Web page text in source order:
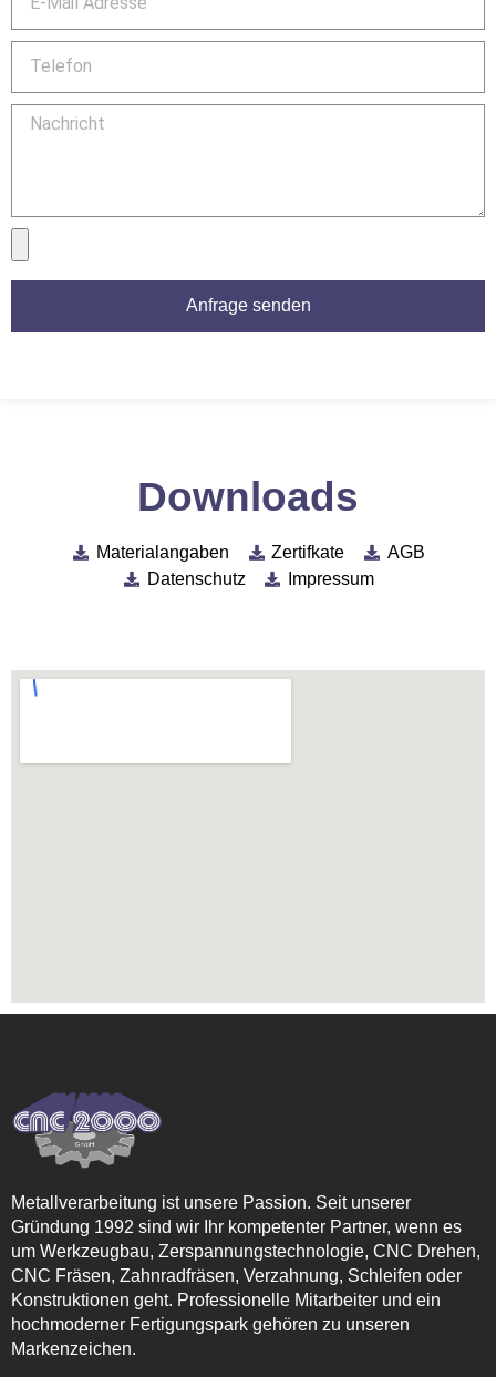
Anfrage senden
Downloads
Materialangaben Zertifkate
AGB
Datenschutz
Impressum
Metallverarbeitung ist unsere Passion. Seit unserer
Gründung 1992 sind wir Ihr kompetenter Partner, wenn es
um Werkzeugbau, Zerspannungstechnologie, CNC Drehen,
CNC Fräsen, Zahnradfräsen, Verzahnung, Schleifen oder
Konstruktionen geht. Professionelle Mitarbeiter und ein
hochmoderner Fertigungspark gehören zu unseren
Markenzeichen.